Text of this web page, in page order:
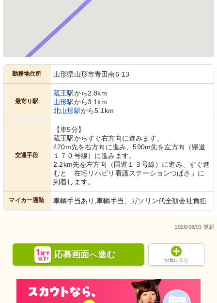
勤務地住所 山形県山形市青田南6-13
最寄り駅
蔵王駅から2.8km
山形駅から3.1km
北山形駅から5.1km
交通手段
【車5分】
蔵王駅からすぐ右方向に進みます。
420m先を右方向に進み、590m先を左方向（県道
１７０号線）に進みます。
2.2km先を左方向（国道１３号線）に進み、すぐ進
むと「在宅リハビリ看護ステーションつばさ」に
到着します。
マイカー通勤 車輌手当あり,車輌手当、ガソリン代全額会社負担
2026/08/03 更新
応募画面へ進む
お気に入り